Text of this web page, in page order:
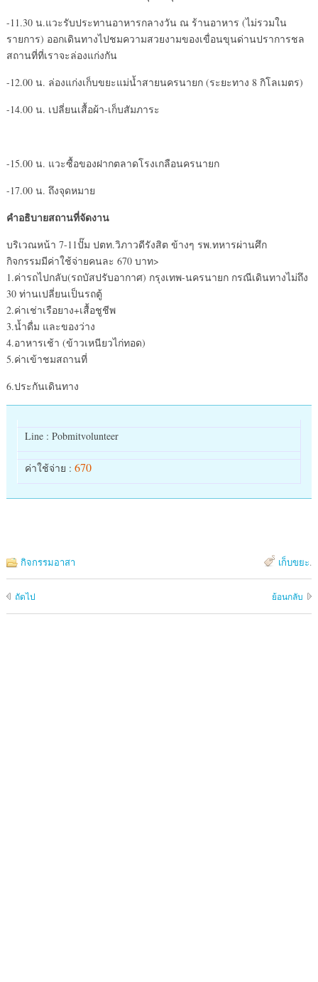
-11.30 น.แวะรับประทานอาหารกลางวัน ณ ร้านอาหาร (ไม่รวมใน
รายการ) ออกเดินทางไปชมความสวยงามของเขื่อนขุนด่านปราการชล
สถานที่ที่เราจะล่องแก่งกัน
-12.00 น. ล่องแก่งเก็บขยะแม่น้ำสายนครนายก (ระยะทาง 8 กิโลเมตร)
-14.00 น. เปลี่ยนเสื้อผ้า-เก็บสัมภาระ
-15.00 น. แวะซื้อของฝากตลาดโรงเกลือนครนายก
-17.00 น. ถึงจุดหมาย
คำอธิบายสถานที่จัดงาน
บริเวณหน้า 7-11ปั๊ม ปตท.วิภาวดีรังสิต ข้างๆ รพ.ทหารผ่านศึก
กิจกรรมมีค่าใช้จ่ายคนละ 670 บาท>
1.ค่ารถไปกลับ(รถบัสปรับอากาศ) กรุงเทพ-นครนายก กรณีเดินทางไม่ถึง
30 ท่านเปลี่ยนเป็นรถตู้
2.ค่าเช่าเรือยาง+เสื้อชูชีพ
3.น้ำดื่ม และของว่าง
4.อาหารเช้า (ข้าวเหนียวไก่ทอด)
5.ค่าเข้าชมสถานที่
6.ประกันเดินทาง
Line : Pobmitvolunteer
ค่าใช้จ่าย : 670
กิจกรรมอาสา เก็บขยะ.
ถัดไป ย้อนกลับ